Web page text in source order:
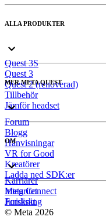
ALLA PRODUKTER
Quest 3S
Quest 3
Quest 2 (renoverad)
Tillbehör
Jämför headset
MER META QUEST
Forum
Blogg
Hänvisningar
VR for Good
Kreatörer
Ladda ned SDK:er
OM
Karriärer
Meta Connect
Forskning
Integritet
Juridiskt
© Meta 2026